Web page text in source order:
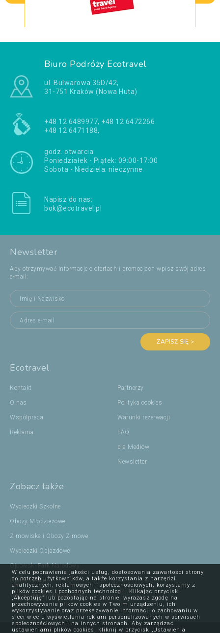
Biuro Podróży Ecotravel
ul. Bulwarowa 35D/42,
31-751 Kraków (Nowa Huta)
+48 12 6489977, +48 12 6472266
+48 12 6471188,
godz. otwarcia:
Poniedziałek - Piątek: 09:00-17:00
Sobota - Niedziela: nieczynne
Napisz do nas:
bok@ecotravel.pl
Newsletter
Aby otrzymywać informacje o ofertach i promocjach wpisz swój adres
e-mail:
ZAPISZ SIĘ >
Ecotravel
Kontakt
O nas
Współpraca
Reklama
Partnerzy
Polityka cookies
Warunki rezerwacji
FAQ
dla Mediów
Newsletter
Zobacz także
Wycieczki Szkolne
Obozy Młodzieżowe
Zimowiska i Obozy Zimowe
Wycieczki Objazdowe
Ojcowski Park Narodowy
Obozy Letnie
Wycieczki Szkolne Kraków
W celu poprawienia jakości usług, dostosowania zawartości strony
do potrzeb użytkowników, a także korzystania z narzędzi
analitycznych, reklamowych i społecznościowych, korzystamy z
plików cookies i pochodnych technologii. Klikając przycisk
„Akceptuję” lub pozostając na stronie, wyrażasz zgodę na
przechowywanie plików cookies w Twoim urządzeniu, ich
wykorzystywanie oraz przekazywanie informacji o zachowaniu w
sieci w celu wyświetlania reklam personalizowanych w serwisach
społecznościowych i na innych stronach. Aby zarządzać
ustawieniami plików cookies, kliknij w przycisk „Ustawienia